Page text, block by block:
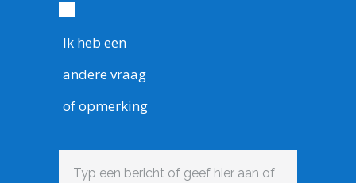
Ik heb een
andere vraag
of opmerking